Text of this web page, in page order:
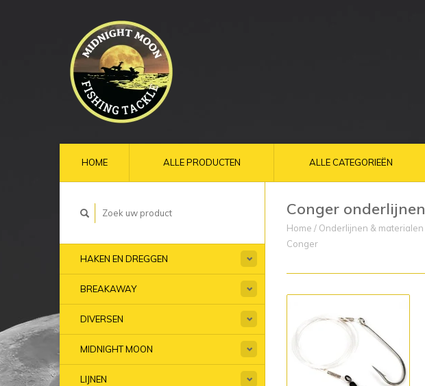
HOME ALLE PRODUCTEN ALLE CATEGORIEËN
HAKEN EN DREGGEN
BREAKAWAY
DIVERSEN
MIDNIGHT MOON
LIJNEN
Conger onderlijnen
Home / Onderlijnen & materialen
Conger